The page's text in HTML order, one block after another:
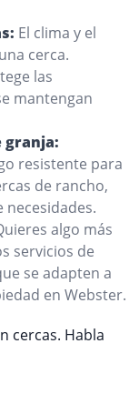
El clima y el
cerca.
las
mantengan
granja:
resistente para
de rancho,
algo más
servicios de
se adapten a
en Webster.
cercas. Habla